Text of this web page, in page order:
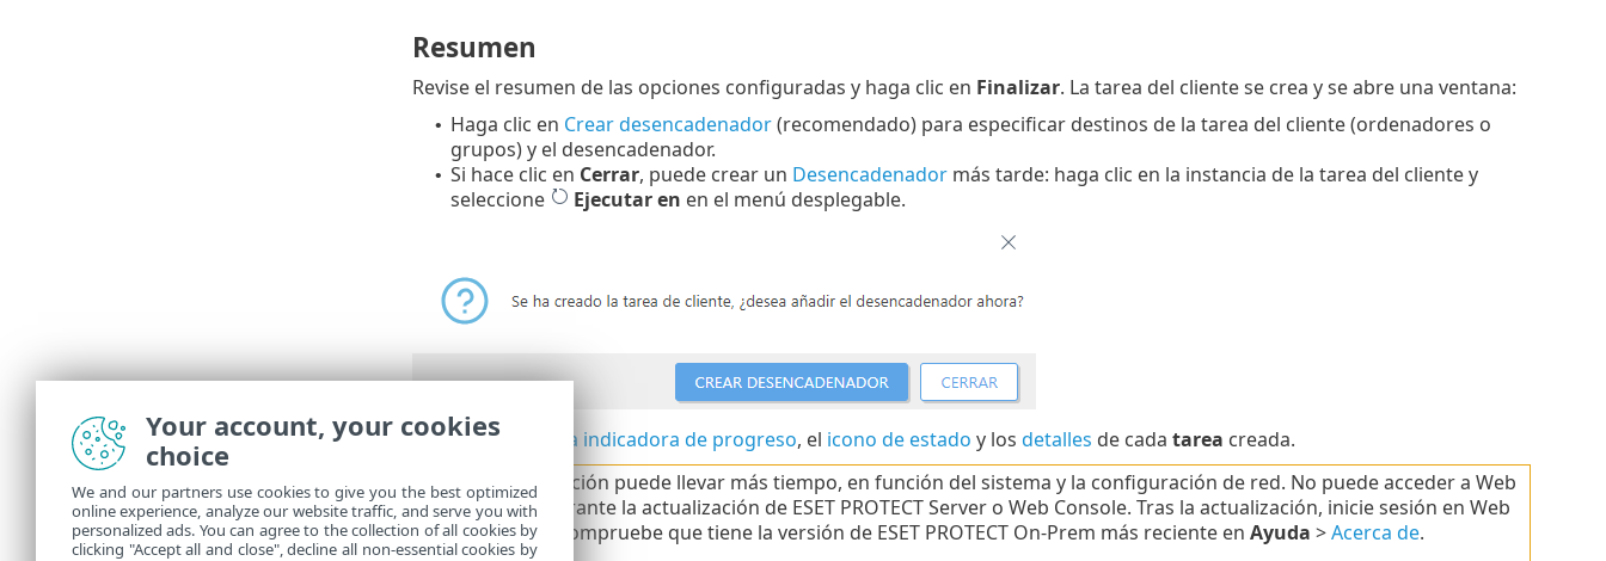
Resumen
Revise el resumen de las opciones configuradas y haga clic en Finalizar. La tarea del cliente se crea y se abre una ventana:
• Haga clic en Crear desencadenador(recomendado) para especificar destinos de la tarea del cliente (ordenadores o
grupos) y el desencadenador.
• Si hace clic en Cerrar, puede crear un Desencadenadormás tarde: haga clic en la instancia de la tarea del cliente y
seleccione
Ejecutar en en el menú desplegable.
Puede ver la barra indicadora de progreso, el icono de estado y los detalles de cada tarea creada.
La actualización puede llevar más tiempo, en función del sistema y la configuración de red. No puede acceder a Web
Console durante la actualización de ESET PROTECT Server o Web Console. Tras la actualización, inicie sesión en Web
Console y compruebe que tiene la versión de ESET PROTECT On-Prem más reciente en Ayuda >Acerca de.
Your account, your cookies
choice
We and our partners use cookies to give you the best optimized
online experience, analyze our website traffic, and serve you with
personalized ads. You can agree to the collection of all cookies by
clicking "Accept all and close", decline all non-essential cookies by